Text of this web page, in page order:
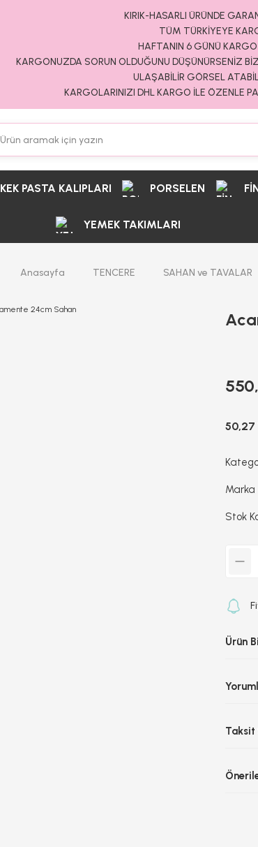
KIRIK-HASARLI ÜRÜNDE
TÜM TÜRKİYEYE
HAFTANIN 6 GÜNÜ KARGO
KARGONUZDA SORUN OLDUĞUNU DÜŞÜNÜRSENİZ
ULAŞABİLİR GÖRSEL
KARGOLARINIZI DHL KARGO İLE ÖZENLE
KEK PASTA KALIPLARI PORSELEN
YEMEK TAKIMLARI
Anasayfa TENCERE SAHAN ve TAVALAR
50,27
Marka
Stok
Ürün
Taksit